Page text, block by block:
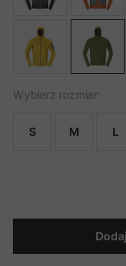
Wybierz rozmiar:
S M L